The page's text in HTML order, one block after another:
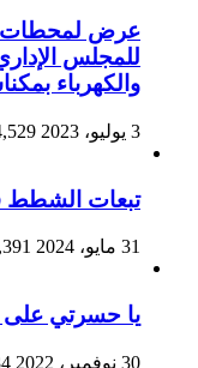
عرض لمحطات
للمجلس
والكهرباء
3 يوليو، 2023
تبعات الشطط
31 مايو، 2024
يا حسرتي على
30 نوفمبر، 2022